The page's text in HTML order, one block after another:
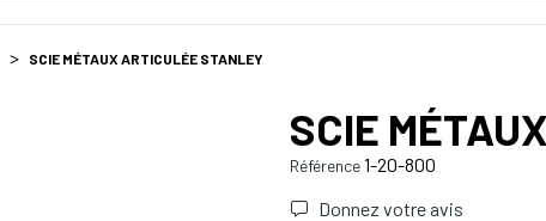
SCIE MÉTAUX ARTICULÉE STANLEY
SCIE
Référence1-20-800
Donnez votre avis